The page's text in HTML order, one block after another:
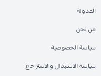
المدونة
من نحن
سياسة الخصوصية
سياسة الاستبدال والاسترجاع